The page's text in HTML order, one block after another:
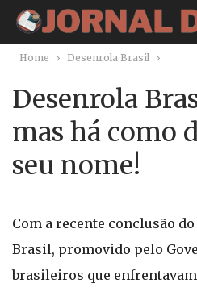
Home Desenrola Brasil
Desenrola
mas há como
seu nome!
Com a recente conclusão
Brasil, promovido pelo
brasileiros que